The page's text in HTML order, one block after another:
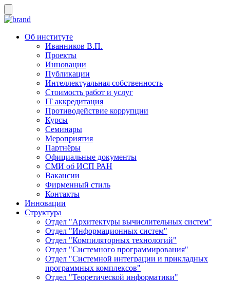
Об институте
Иванников В.П.
Проекты
Инновации
Публикации
Интеллектуальная собственность
Стоимость работ и услуг
IT аккредитация
Противодействие коррупции
Курсы
Семинары
Мероприятия
Партнёры
Официальные документы
СМИ об ИСП РАН
Вакансии
Фирменный стиль
Контакты
Инновации
Структура
Отдел "Архитектуры вычислительных систем"
Отдел "Информационных систем"
Отдел "Компиляторных технологий"
Отдел "Системного программирования"
Отдел "Системной интеграции и прикладных
программных комплексов"
Отдел "Теоретической информатики"